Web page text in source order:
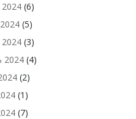
(6)
(5)
(3)
2024(4)
(2)
(1)
(7)